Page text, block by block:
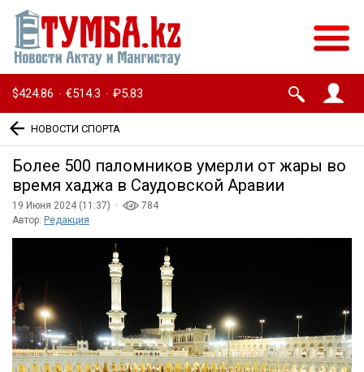
$424.86 · €514.3 · ₽5.83
НОВОСТИ СПОРТА
Более 500 паломников умерли от жары во
время хаджа в Саудовской Аравии
19 Июня 2024 (11:37) ·
784
Автор: Редакция